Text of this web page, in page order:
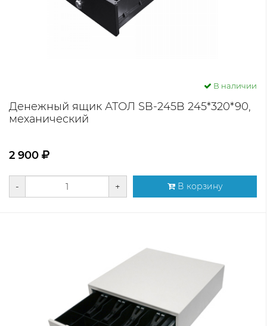
В наличии
Денежный ящик АТОЛ SB-245B 245*320*90,
механический
2 900
- + В корзину